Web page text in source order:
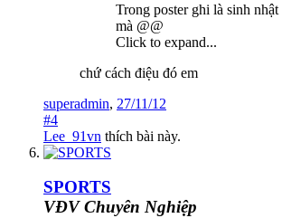
Trong poster ghi là sinh nhật
mà @@
Click to expand...
chứ cách điệu đó em
superadmin, 27/11/12
#4
Lee_91vn thích bài này.
SPORTS
VĐV Chuyên Nghiệp